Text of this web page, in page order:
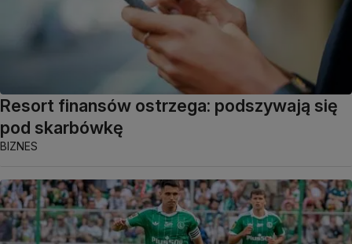
Resort finansów ostrzega: podszywają się
pod skarbówkę
BIZNES